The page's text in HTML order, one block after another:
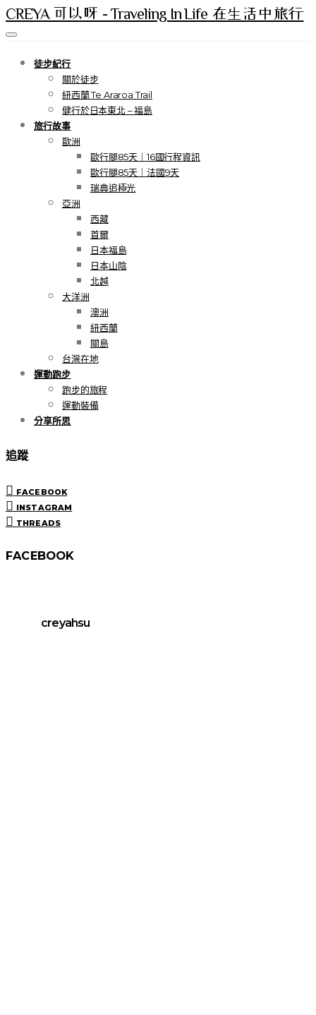
CREYA 可以呀 - Traveling In Life 在生活中旅行
徒步紀行
關於徒步
紐西蘭 Te Araroa Trail
健行於日本東北 – 福島
旅行故事
歐洲
歐行腿85天｜16國行程資訊
歐行腿85天｜法國9天
瑞典追極光
亞洲
西藏
首爾
日本福島
日本山陰
北越
大洋洲
澳洲
紐西蘭
關島
台灣在地
運動跑步
跑步的旅程
運動裝備
分享所思
追蹤
FACEBOOK
INSTAGRAM
THREADS
FACEBOOK
creyahsu